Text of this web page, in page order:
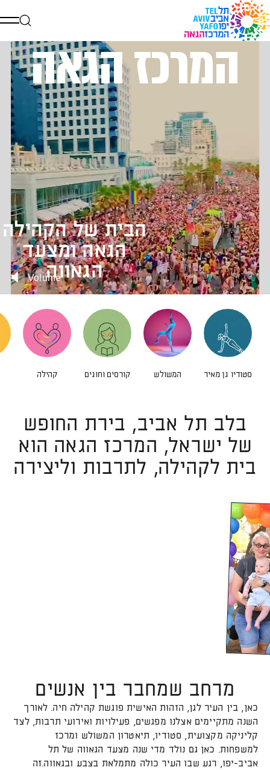
Volume
הבית של הקהילה
הגאה ומצעד
הגאווה
המרכז הגאה
סטודיו גן מאיר המשולש קורסים וחוגים קהילה
בלב תל אביב, בירת החופש
של ישראל, המרכז הגאה הוא
בית לקהילה, לתרבות וליצירה
לפתיחת
התמונה
בגדול
מרחב שמחבר בין אנשים
כאן, בין העיר לגן, הזהות האישית פוגשת קהילה חיה. לאורך
השנה מתקיימים אצלנו מפגשים, פעילויות ואירועי תרבות, לצד
קליניקה מקצועית, סטודיו, תיאטרון המשולש ומרכז
למשפחות. כאן גם נולד מדי שנה מצעד הגאווה של תל
אביב-יפו, רגע שבו העיר כולה מתמלאת בצבע ובגאווה.זה